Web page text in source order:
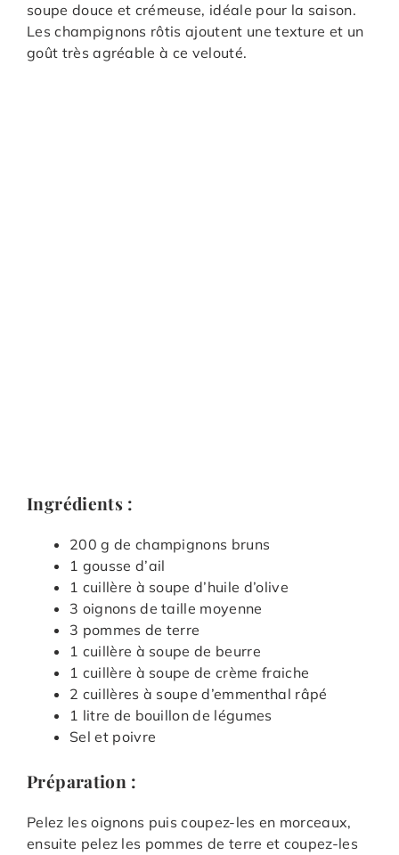
soupe douce et crémeuse, idéale pour la saison.
Les champignons rôtis ajoutent une texture et un
goût très agréable à ce velouté.
Ingrédients :
200 g de champignons bruns
1 gousse d’ail
1 cuillère à soupe d’huile d’olive
3 oignons de taille moyenne
3 pommes de terre
1 cuillère à soupe de beurre
1 cuillère à soupe de crème fraiche
2 cuillères à soupe d’emmenthal râpé
1 litre de bouillon de légumes
Sel et poivre
Préparation :
Pelez les oignons puis coupez-les en morceaux,
ensuite pelez les pommes de terre et coupez-les